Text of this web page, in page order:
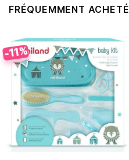
FRÉQUEMMENT
-11%